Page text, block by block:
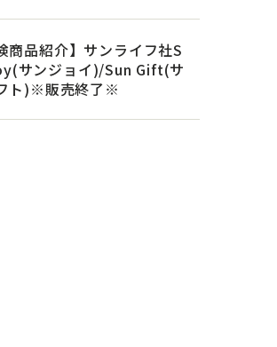
商品紹介】サンライフ社S
サンジョイ)/Sun Gift(サ
ト)※販売終了※